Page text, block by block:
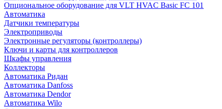
Опциональное оборудование для VLT HVAC Basic FC 101
Автоматика
Датчики температуры
Электроприводы
Электронные регуляторы (контроллеры)
Ключи и карты для контроллеров
Шкафы управления
Коллекторы
Автоматика Ридан
Автоматика Danfoss
Автоматика Dendor
Автоматика Wilo